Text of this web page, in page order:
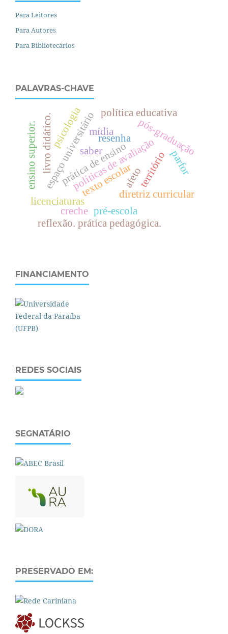
Para Leitores
Para Autores
Para Bibliotecários
PALAVRAS-CHAVE
resenha
território
diretriz curricular
prática de ensino
texto escolar
políticas de avaliação
espaço universitário pós-graduação
saber
política educativa
mídia
livro didático.
licenciaturas
parfor
pré-escola
creche
psicologia
reflexão. prática pedagógica.
e
n
s
i
n
o
s
u
p
e
r
i
o
r
.
afeto
FINANCIAMENTO
REDES SOCIAIS
SEGNATÁRIO
PRESERVADO EM: